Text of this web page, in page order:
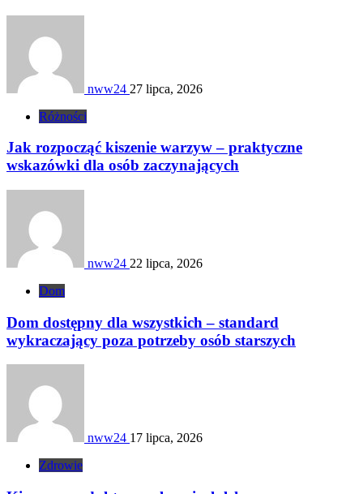
nww24 27 lipca, 2026
Różności
Jak rozpocząć kiszenie warzyw – praktyczne
wskazówki dla osób zaczynających
nww24 22 lipca, 2026
Dom
Dom dostępny dla wszystkich – standard
wykraczający poza potrzeby osób starszych
nww24 17 lipca, 2026
Zdrowie